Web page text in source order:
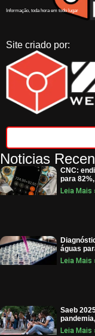
Informação, toda hora em todo lugar
Site criado por:
Noticias
CNC:
para
Leia Mais
águas
Leia Mais
Saeb
Leia Mais